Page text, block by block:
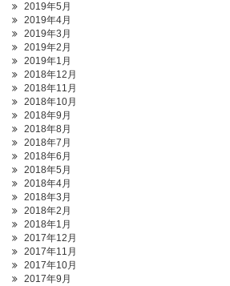
2019年5月
2019年4月
2019年3月
2019年2月
2019年1月
2018年12月
2018年11月
2018年10月
2018年9月
2018年8月
2018年7月
2018年6月
2018年5月
2018年4月
2018年3月
2018年2月
2018年1月
2017年12月
2017年11月
2017年10月
2017年9月